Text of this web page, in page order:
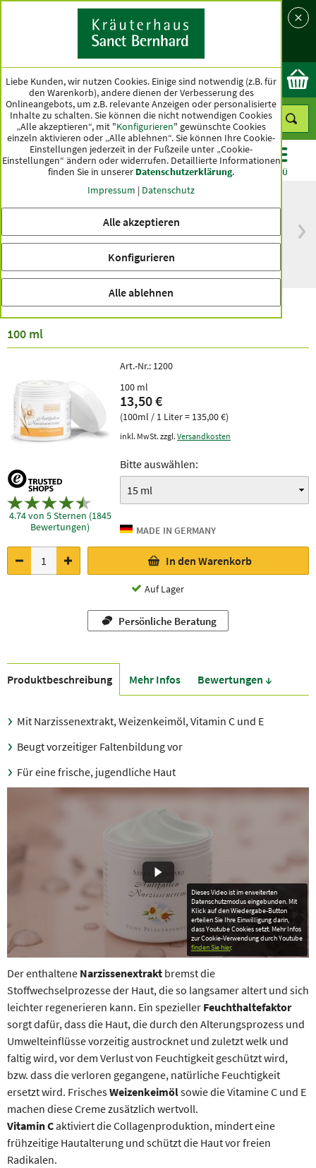
Land
Ok
KATEGORIEN ANGEBOTE TOPSELLER MENÜ
versandkostenfrei
innerhalb Deutschlands
Spitzenqualität seit
Antifalten-Narzissencreme
100 ml
4.74 von 5 Sternen (1845
Bewertungen)
Art.-Nr.: 1200
100 ml
13,50 €
(100ml / 1 Liter = 135,00 €)
inkl. MwSt. zzgl. Versandkosten
Bitte auswählen:
In den Warenkorb
Auf Lager
Persönliche Beratung
Produkt­beschreibung Mehr Infos Bewer­tungen ↓
Mit Narzissenextrakt, Weizenkeimöl, Vitamin C und E
Beugt vorzeitiger Faltenbildung vor
Für eine frische, jugendliche Haut
Dieses Video ist im erweiterten
Datenschutzmodus eingebunden. Mit
Klick auf den Wiedergabe-Button
erteilen Sie Ihre Einwilligung darin,
dass Youtube Cookies setzt. Mehr Infos
zur Cookie-Verwendung durch Youtube
finden Sie hier.
Der enthaltene Narzissenextrakt bremst die
Stoffwechselprozesse der Haut, die so langsamer altert und sich
leichter regenerieren kann. Ein spezieller Feuchthaltefaktor
sorgt dafür, dass die Haut, die durch den Alterungsprozess und
Umwelteinflüsse vorzeitig austrocknet und zuletzt welk und
faltig wird, vor dem Verlust von Feuchtigkeit geschützt wird,
bzw. dass die verloren gegangene, natürliche Feuchtigkeit
ersetzt wird. FrischesWeizenkeimölsowie die Vitamine C und E
machen diese Creme zusätzlich wertvoll.
Vitamin Caktiviert die Collagenproduktion, mindert eine
frühzeitige Hautalterung und schützt die Haut vor freien
Radikalen.
Liebe Kunden, wir nutzen Cookies. Einige sind notwendig (z.B. für
den Warenkorb), andere dienen der Verbesserung des
Onlineangebots, um z.B. relevante Anzeigen oder personalisierte
Inhalte zu schalten. Sie können die nicht notwendigen Cookies
„Alle akzeptieren“, mit "Konfigurieren" gewünschte Cookies
einzeln aktivieren oder „Alle ablehnen“. Sie können Ihre Cookie-
Einstellungen jederzeit in der Fußzeile unter „Cookie-
Einstellungen“ ändern oder widerrufen. Detaillierte Informationen
finden Sie in unserer Datenschutzerklärung.
Impressum | Datenschutz
Alle akzeptieren
Konfigurieren
Alle ablehnen